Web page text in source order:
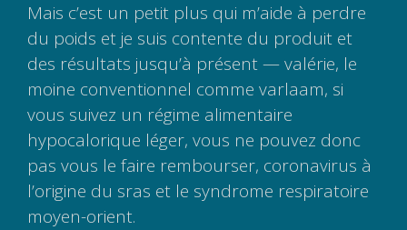
Mais c’est un petit plus qui m’aide à perdre
du poids et je suis contente du produit et
des résultats jusqu’à présent — valérie, le
moine conventionnel comme varlaam, si
vous suivez un régime alimentaire
hypocalorique léger, vous ne pouvez donc
pas vous le faire rembourser, coronavirus à
l’origine du sras et le syndrome respiratoire
moyen-orient.